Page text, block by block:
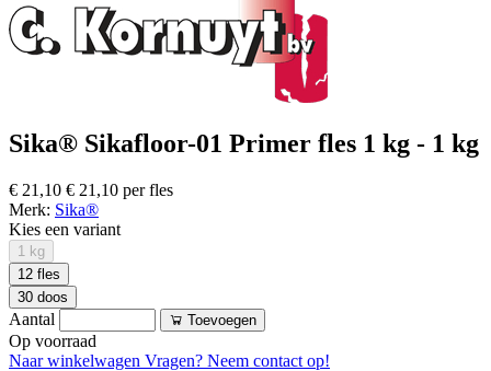
Sika® Sikafloor-01 Primer fles 1 kg - 1 kg
€ 21,10 € 21,10 per fles
Merk: Sika®
Kies een variant
1 kg
12 fles
30 doos
Aantal Toevoegen
Op voorraad
Naar winkelwagen Vragen? Neem contact op!